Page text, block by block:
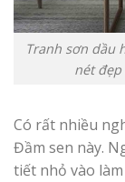
Tranh sơn dầu
nét
Có rất nhiều
Đầm sen này.
tiết nhỏ vào